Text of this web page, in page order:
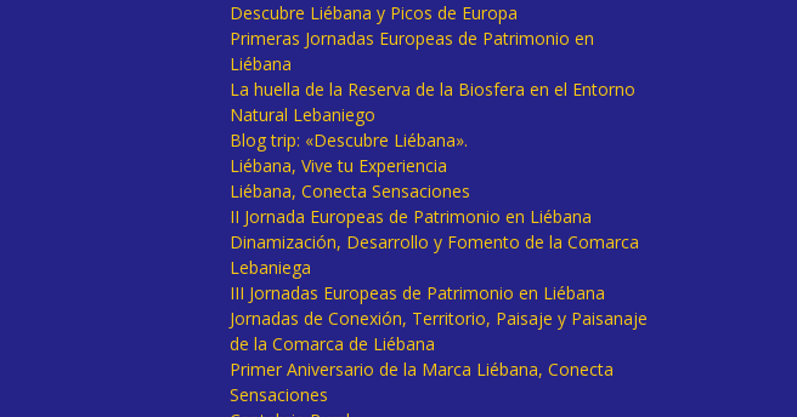
Descubre Liébana y Picos de Europa
Primeras Jornadas Europeas de Patrimonio en
Liébana
La huella de la Reserva de la Biosfera en el Entorno
Natural Lebaniego
Blog trip: «Descubre Liébana».
Liébana, Vive tu Experiencia
Liébana, Conecta Sensaciones
II Jornada Europeas de Patrimonio en Liébana
Dinamización, Desarrollo y Fomento de la Comarca
Lebaniega
III Jornadas Europeas de Patrimonio en Liébana
Jornadas de Conexión, Territorio, Paisaje y Paisanaje
de la Comarca de Liébana
Primer Aniversario de la Marca Liébana, Conecta
Sensaciones